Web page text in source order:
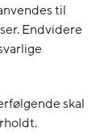
til
Endvidere
skal